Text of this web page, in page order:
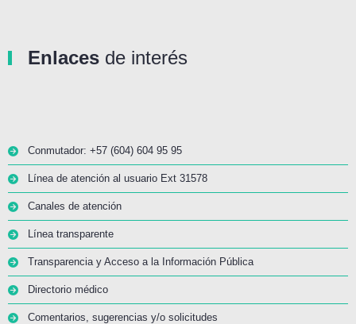
Enlaces de interés
Conmutador: +57 (604) 604 95 95
Línea de atención al usuario Ext 31578
Canales de atención
Línea transparente
Transparencia y Acceso a la Información Pública
Directorio médico
Comentarios, sugerencias y/o solicitudes